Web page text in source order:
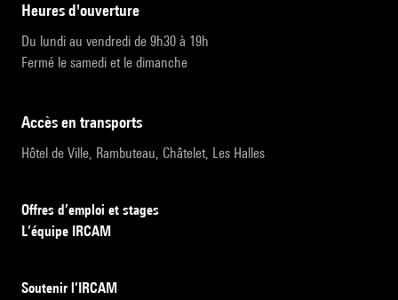
heures d'ouverture
Du lundi au vendredi de 9h30 à 19h
Fermé le samedi et le dimanche
accès en transports
Hôtel de Ville, Rambuteau, Châtelet, Les Halles
Offres d’emploi et stages
L’équipe IRCAM
Soutenir l’IRCAM